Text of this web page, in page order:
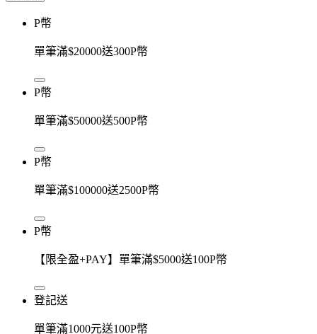
P幣
單筆滿$20000送300P幣
P幣
單筆滿$50000送500P幣
P幣
單筆滿$100000送2500P幣
P幣
【限全盈+PAY】單筆滿$5000送100P幣
登記送
單筆滿1000元送100P幣